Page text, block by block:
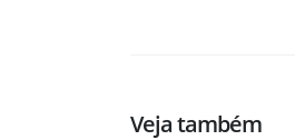
Veja também